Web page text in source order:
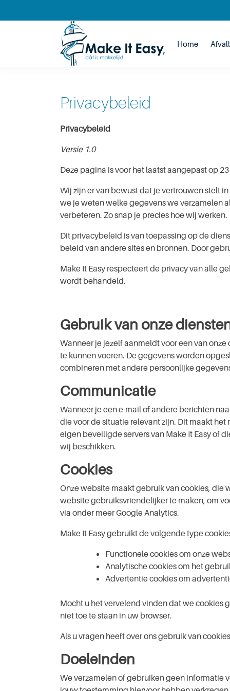
Home
Privacybeleid
Privacybeleid
Versie 1.0
Deze pagina is voor het laatst aangepast op
Wij zijn er van bewust dat je vertrouwen stelt
we je weten welke gegevens we verzamelen
verbeteren. Zo snap je precies hoe wij werken.
Dit pri­va­cy­be­leid is van toepassing op de
be­leid van andere sites en bronnen. Door
Make It Easy res­pec­teert de privacy van alle
wordt behandeld.
Gebruik van onze
Wanneer je jezelf aanmeldt voor een van
te kunnen voeren. De gegevens worden
combineren met andere per­soon­lij­ke
Communicatie
Wanneer je een e-mail of andere berichten
die voor de situatie relevant zijn. Dit maakt
eigen beveiligde servers van Make It Easy of
wij beschikken.
Cookies
Onze website maakt gebruik van cookies, die
website gebruiksvriendelijker te maken, om
via onder meer Google Analytics.
Make It Easy gebruikt de volgende type
Functionele cookies om onze
Analytische cookies om het
Advertentie cookies om
Mocht u het vervelend vinden dat we cookies
niet toe te staan in uw browser.
Als u vragen heeft over ons gebruik van
Doeleinden
We verzamelen of gebruiken geen informatie